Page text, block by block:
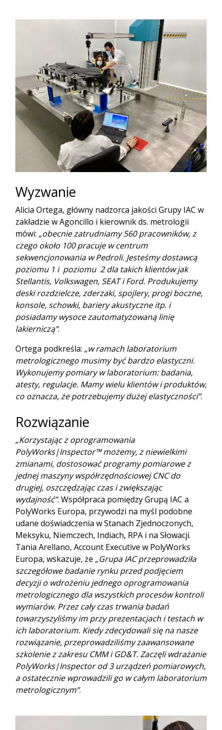
Wyzwanie
Alicia Ortega, główny nadzorca jakości Grupy IAC w
zakładzie w Agoncillo i kierownik ds. metrologii
mówi: „obecnie zatrudniamy 560 pracowników, z
czego około 100 pracuje w centrum
sekwencjonowania w Pedroli. Jesteśmy dostawcą
poziomu 1 i poziomu 2 dla takich klientów jak
Stellantis, Volkswagen, SEAT i Ford. Produkujemy
deski rozdzielcze, zderzaki, spojlery, progi boczne,
konsole, schowki, bariery akustyczne itp. i
posiadamy wysoce zautomatyzowaną linię
lakierniczą”.
Ortega podkreśla: „w ramach laboratorium
metrologicznego musimy być bardzo elastyczni.
Wykonujemy pomiary w laboratorium: badania,
atesty, regulacje. Mamy wielu klientów i produktów,
co oznacza, że potrzebujemy dużej elastyczności”.
Rozwiązanie
„Korzystając z oprogramowania
PolyWorks|Inspector™ możemy, z niewielkimi
zmianami, dostosować programy pomiarowe z
jednej maszyny współrzędnościowej CNC do
drugiej, oszczędzając czas i zwiększając
wydajność”. Współpraca pomiędzy Grupą IAC a
PolyWorks Europa, przywodzi na myśl podobne
udane doświadczenia w Stanach Zjednoczonych,
Meksyku, Niemczech, Indiach, RPA i na Słowacji.
Tania Arellano, Account Executive w PolyWorks
Europa, wskazuje, że „Grupa IAC przeprowadziła
szczegółowe badanie rynku przed podjęciem
decyzji o wdrożeniu jednego oprogramowania
metrologicznego dla wszystkich procesów kontroli
wymiarów. Przez cały czas trwania badań
towarzyszyliśmy im przy prezentacjach i testach w
ich laboratorium. Kiedy zdecydowali się na nasze
rozwiązanie, przeprowadziliśmy zaawansowane
szkolenie z zakresu CMM i GD&T. Zaczęli wdrażanie
PolyWorks|Inspector od 3 urządzeń pomiarowych,
a ostatecznie wprowadzili go w całym laboratorium
metrologicznym”.